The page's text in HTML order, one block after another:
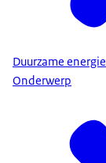
Duurzame energie
Onderwerp